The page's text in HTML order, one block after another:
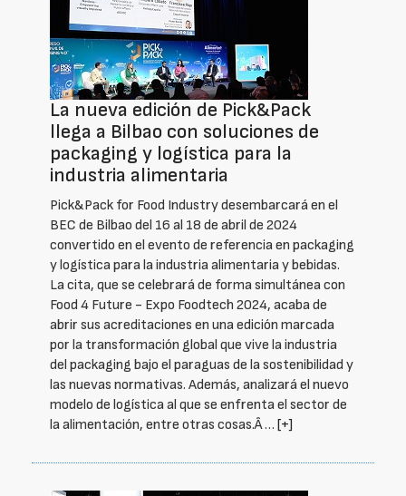
La nueva edición de Pick&Pack
llega a Bilbao con soluciones de
packaging y logística para la
industria alimentaria
Pick&Pack for Food Industry desembarcará en el
BEC de Bilbao del 16 al 18 de abril de 2024
convertido en el evento de referencia en packaging
y logística para la industria alimentaria y bebidas.
La cita, que se celebrará de forma simultánea con
Food 4 Future - Expo Foodtech 2024, acaba de
abrir sus acreditaciones en una edición marcada
por la transformación global que vive la industria
del packaging bajo el paraguas de la sostenibilidad y
las nuevas normativas. Además, analizará el nuevo
modelo de logística al que se enfrenta el sector de
la alimentación, entre otras cosas.Â … [+]